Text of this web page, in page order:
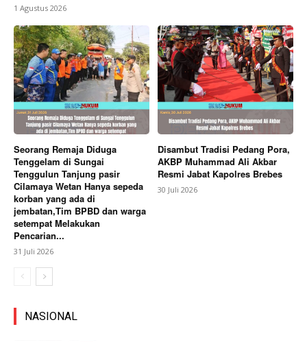
1 Agustus 2026
Seorang Remaja Diduga
Tenggelam di Sungai
Tenggulun Tanjung pasir
Cilamaya Wetan Hanya sepeda
korban yang ada di
jembatan,Tim BPBD dan warga
setempat Melakukan
Pencarian...
31 Juli 2026
Disambut Tradisi Pedang Pora,
AKBP Muhammad Ali Akbar
Resmi Jabat Kapolres Brebes
30 Juli 2026
NASIONAL